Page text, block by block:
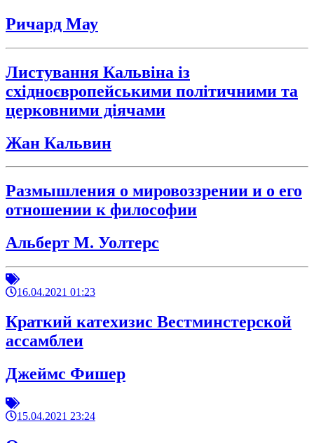
Ричард Мау
Листування Кальвіна із
східноєвропейськими політичними та
церковними діячами
Жан Кальвин
Размышления о мировоззрении и о его
отношении к философии
Альберт М. Уолтерс
16.04.2021 01:23
Краткий катехизис Вестминстерской
ассамблеи
Джеймс Фишер
15.04.2021 23:24